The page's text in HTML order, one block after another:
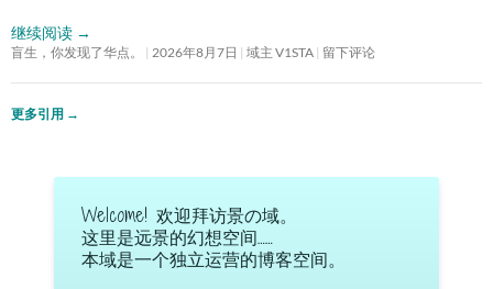
继续阅读 →
盲生，你发现了华点。 2026年8月7日 域主 V1STA 留下评论
更多引用 →
Welcome! 欢迎拜访景の域。
这里是远景的幻想空间……
本域是一个独立运营的博客空间。